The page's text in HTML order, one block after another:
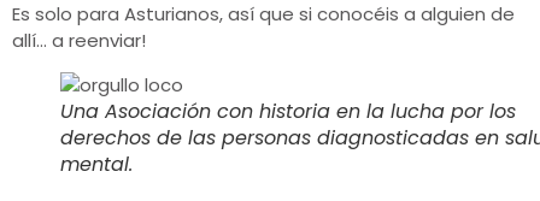
Es solo para Asturianos, así que si conocéis a alguien de
allí… a reenviar!
Una Asociación con historia en la lucha por los
derechos de las personas diagnosticadas en
mental.